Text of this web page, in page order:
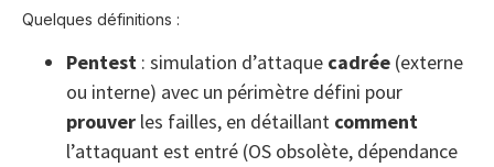
Quelques définitions :
Pentest : simulation d’attaque cadrée (externe
ou interne) avec un périmètre défini pour
prouver les failles, en détaillant comment
l’attaquant est entré (OS obsolète, dépendance